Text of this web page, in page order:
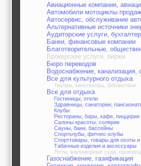
Авиационные компании,
Автомобили мотоциклы
Автосервис, обслуживание
Альтернативные источники
Аудиторские услуги,
Банки, финансовые компании
Благотворительные,
Брокерские услуги, биржи
Бюро переводов
Водоснабжение, канализация,
Все для культурного отдыха
Театры, кинотеатры, библиотеки
Все для отдыха
Гостиницы, отели
Здравницы, санатории,
Клубы
Рестораны, бары, кафе, пиццерии
Салоны красоты, солярии
Сауны, бани, бассейны
Спортклубы, фитнес-клубы
Спорттовары, товары для охоты
Табачные изделия и аксессуары
Яхты, маломерные суда,
Газоснабжение, газификация